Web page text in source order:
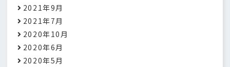
2021年9月
2021年7月
2020年10月
2020年6月
2020年5月